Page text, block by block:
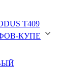
T409
КУПЕ